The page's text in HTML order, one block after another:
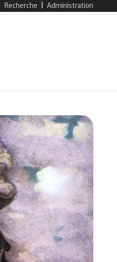
Recherche Administration